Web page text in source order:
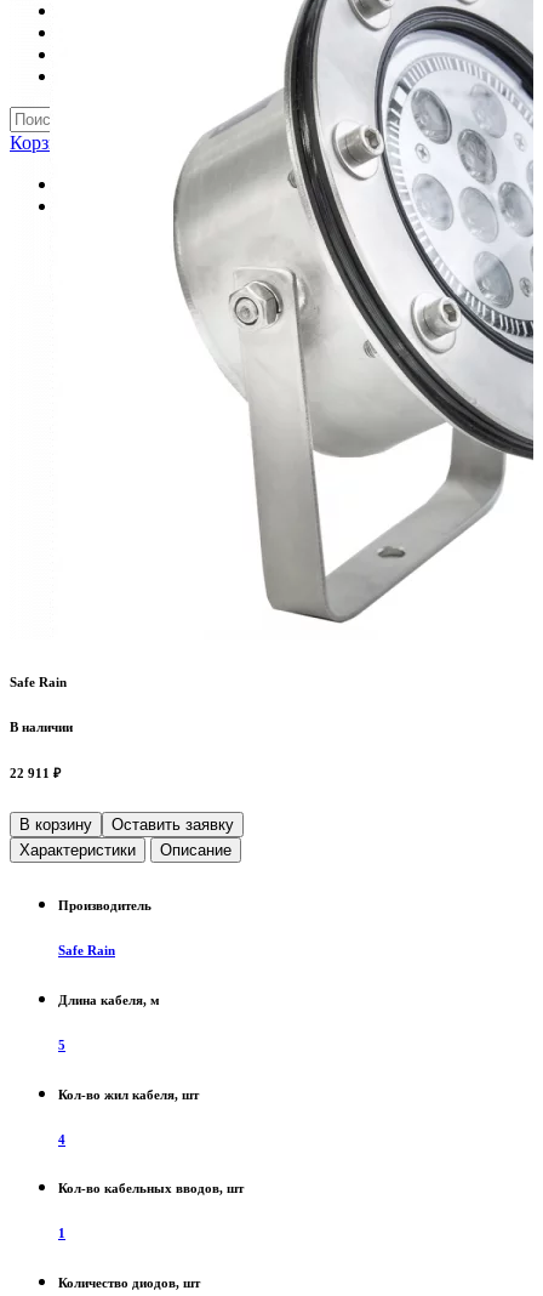
Корзина
Safe Rain
В наличии
22 911 ₽
В корзину
Оставить заявку
Характеристики
Описание
Производитель
Safe Rain
Длина кабеля, м
5
Кол-во жил кабеля, шт
4
Кол-во кабельных вводов, шт
1
Количество диодов, шт